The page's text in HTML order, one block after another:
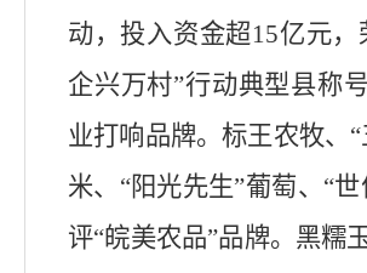
动，投入资金超15亿元，
企兴万村”行动典型县称
业打响品牌。标王农牧、
米、 “阳光先生”葡萄、“
评“皖美农品”品牌。黑糯